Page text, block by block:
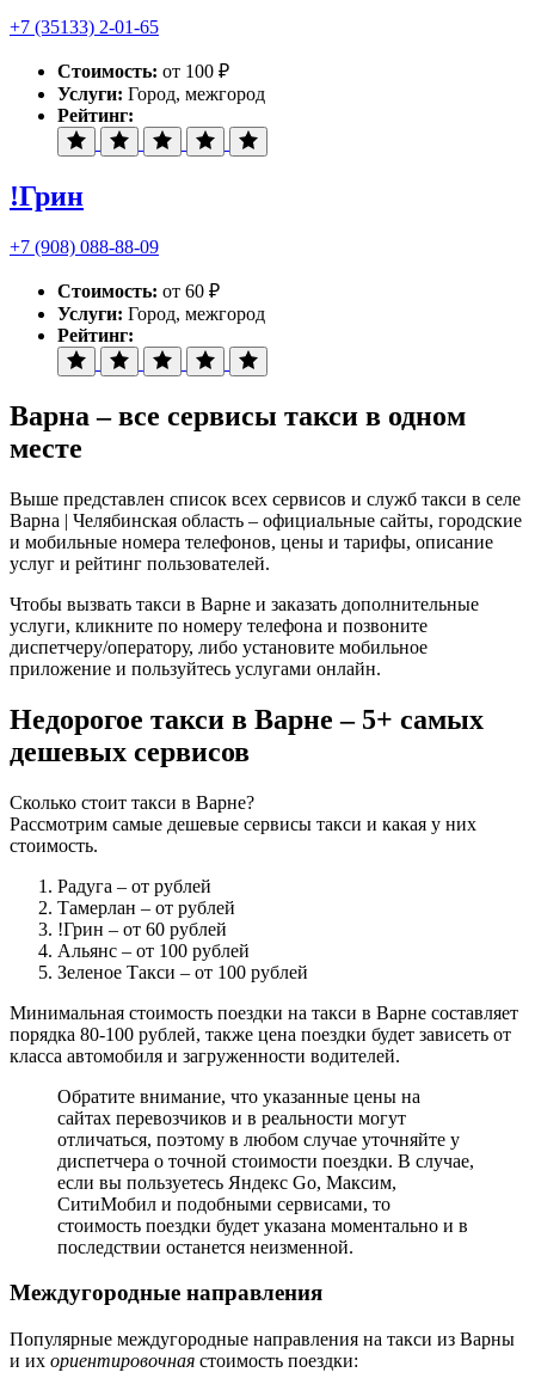
+7 (35133) 2-01-65
Стоимость: от 100 ₽
Услуги: Город, межгород
Рейтинг:
!Грин
+7 (908) 088-88-09
Стоимость: от 60 ₽
Услуги: Город, межгород
Рейтинг:
Варна – все сервисы такси в одном
месте
Выше представлен список всех сервисов и служб такси в селе
Варна | Челябинская область – официальные сайты, городские
и мобильные номера телефонов, цены и тарифы, описание
услуг и рейтинг пользователей.
Чтобы вызвать такси в Варне и заказать дополнительные
услуги, кликните по номеру телефона и позвоните
диспетчеру/оператору, либо установите мобильное
приложение и пользуйтесь услугами онлайн.
Недорогое такси в Варне – 5+ самых
дешевых сервисов
Сколько стоит такси в Варне?
Рассмотрим самые дешевые сервисы такси и какая у них
стоимость.
Радуга – от рублей
Тамерлан – от рублей
!Грин – от 60 рублей
Альянс – от 100 рублей
Зеленое Такси – от 100 рублей
Минимальная стоимость поездки на такси в Варне составляет
порядка 80-100 рублей, также цена поездки будет зависеть от
класса автомобиля и загруженности водителей.
Обратите внимание, что указанные цены на
сайтах перевозчиков и в реальности могут
отличаться, поэтому в любом случае уточняйте у
диспетчера о точной стоимости поездки. В случае,
если вы пользуетесь Яндекс Go, Максим,
СитиМобил и подобными сервисами, то
стоимость поездки будет указана моментально и в
последствии останется неизменной.
Междугородные направления
Популярные междугородные направления на такси из Варны
и их ориентировочная стоимость поездки: